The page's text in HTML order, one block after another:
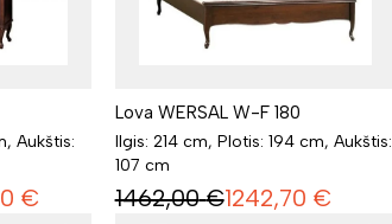
Aukštis:
€
Lova WERSAL W-F 180
Ilgis: 214 cm, Plotis: 194 cm, Aukštis:
107 cm
1462,00 €1242,70 €